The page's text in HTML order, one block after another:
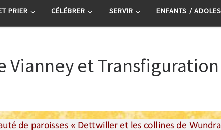
PRIER CÉLÉBRER SERVIR ENFANTS /
Vianney et